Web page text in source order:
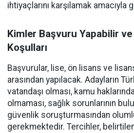
ihtiyaçlarını karşılamak
Kimler Başvuru Yapabilir
Koşulları
Başvurular, lise, ön lisans ve
arasından yapılacak. Adayların
vatandaşı olması, kamu
olmaması, sağlık sorunlarının
güvenlik soruşturmasından
gerekmektedir. Tercihler,